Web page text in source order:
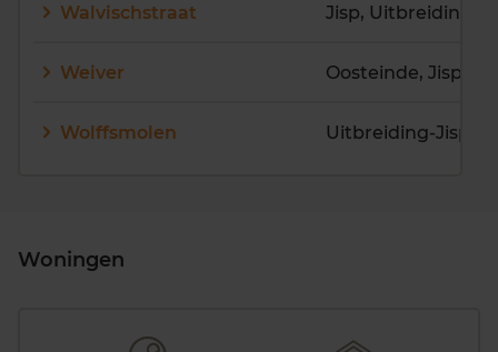
Walvischstraat Jisp, Uitbreiding-
Weiver Oosteinde, Jisp
Wolffsmolen Uitbreiding-Jisp
Woningen